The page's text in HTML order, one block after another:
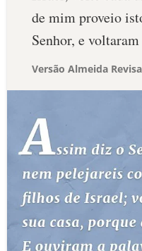
de mim proveio
Senhor, e
Versão Almeida